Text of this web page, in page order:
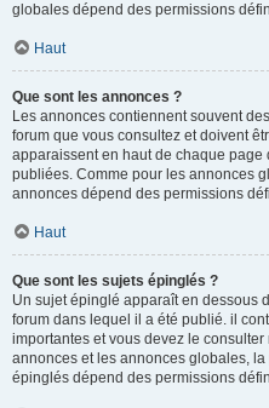
globales dépend des permissions
Haut
Que sont les annonces ?
Les annonces contiennent souvent
forum que vous consultez et doivent
apparaissent en haut de chaque
publiées. Comme pour les annonces
annonces dépend des permissions
Haut
Que sont les sujets épinglés ?
Un sujet épinglé apparaît en dessous
forum dans lequel il a été publié. il
importantes et vous devez le
annonces et les annonces globales,
épinglés dépend des permissions